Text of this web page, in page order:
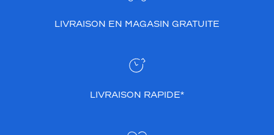
LIVRAISON EN MAGASIN GRATUITE
LIVRAISON RAPIDE*